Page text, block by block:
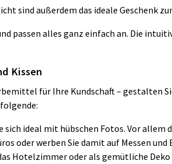
sind außerdem das ideale Geschenk
passen alles ganz einfach an. Die
Kissen
für Ihre Kundschaft – gestalten
ideal mit hübschen Fotos. Vor allem
oder werben Sie damit auf Messen und
Hotelzimmer oder als gemütliche Deko